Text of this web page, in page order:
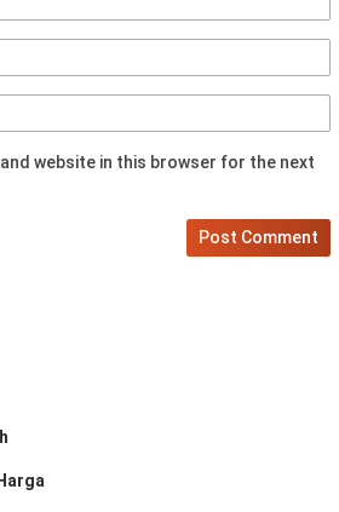
and website in this browser for the next